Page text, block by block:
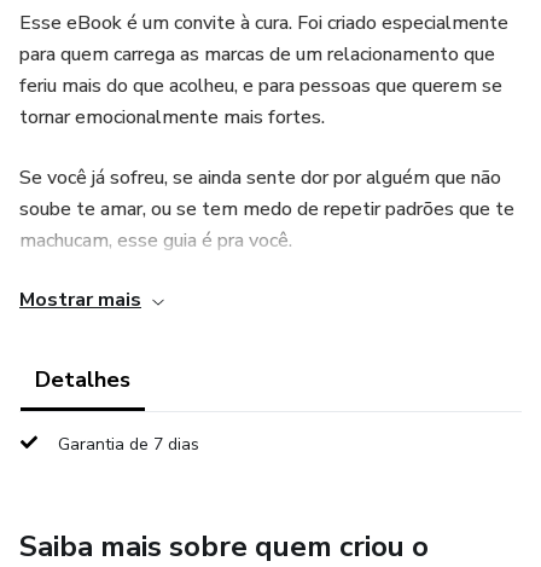
Esse eBook é um convite à cura. Foi criado especialmente
para quem carrega as marcas de um relacionamento que
feriu mais do que acolheu, e para pessoas que querem se
tornar emocionalmente mais fortes.
Se você já sofreu, se ainda sente dor por alguém que não
soube te amar, ou se tem medo de repetir padrões que te
machucam, esse guia é pra você.
Aqui você vai encontrar:
viveu
• Ferramentas práticas para se libertar do que ainda te
• Dicas para reconstruir sua autoestima
Mostrar mais
Detalhes
Garantia de 7 dias
Saiba mais sobre quem criou o